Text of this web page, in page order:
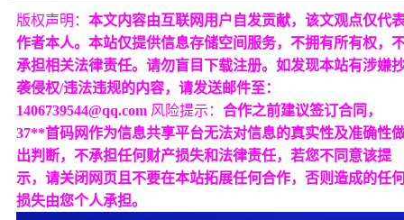
版权声明： 本文内容由互联网用户自发贡献，该文观点仅代
作者本人。本站仅提供信息存储空间服务，不拥有所有权，
承担相关法律责任。请勿盲目下载注册。如发现本站有涉嫌
袭侵权/违法违规的内容，请发送邮件至：
1406739544@qq.com 风险提示： 合作之前建议签订合同，
37**首码网作为信息共享平台无法对信息的真实性及准确性
出判断，不承担任何财产损失和法律责任，若您不同意该提
示，请关闭网页且不要在本站拓展任何合作，否则造成的任
损失由您个人承担。